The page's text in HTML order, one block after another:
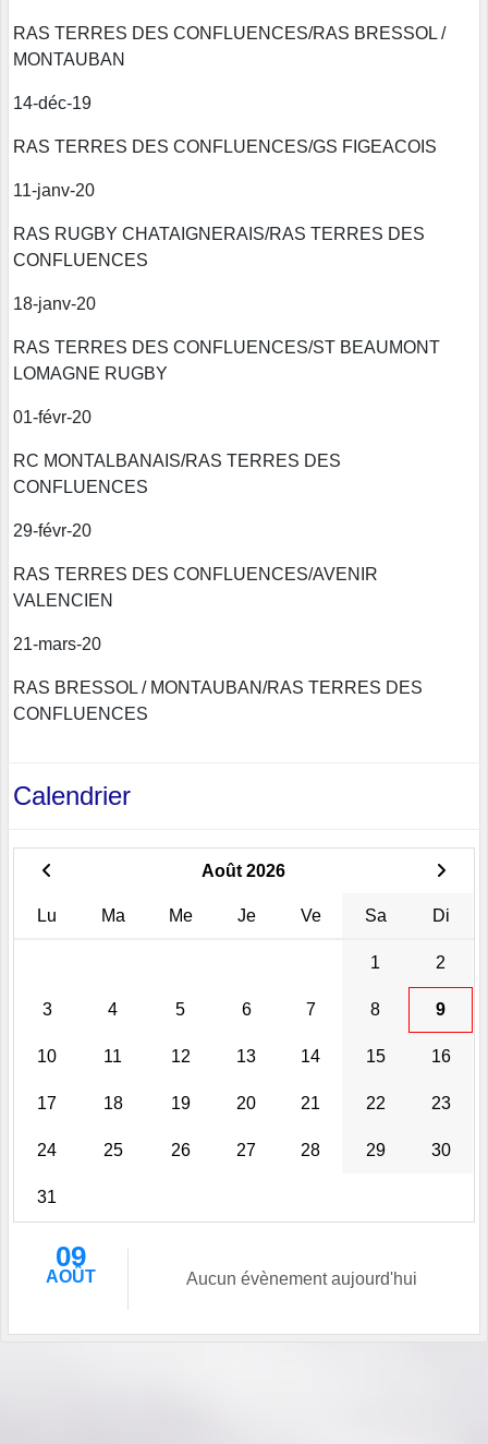
RAS TERRES DES CONFLUENCES/RAS BRESSOL /
MONTAUBAN
14-déc-19
RAS TERRES DES CONFLUENCES/GS FIGEACOIS
11-janv-20
RAS RUGBY CHATAIGNERAIS/RAS TERRES DES
CONFLUENCES
18-janv-20
RAS TERRES DES CONFLUENCES/ST BEAUMONT
LOMAGNE RUGBY
01-févr-20
RC MONTALBANAIS/RAS TERRES DES
CONFLUENCES
29-févr-20
RAS TERRES DES CONFLUENCES/AVENIR
VALENCIEN
21-mars-20
RAS BRESSOL / MONTAUBAN/RAS TERRES DES
CONFLUENCES
Calendrier
Août 2026
Lu Ma Me Je Ve Sa Di
1 2
3 4 5 6 7 8 9
10 11 12 13 14 15 16
17 18 19 20 21 22 23
24 25 26 27 28 29 30
31
09
AOÛT Aucun évènement aujourd'hui